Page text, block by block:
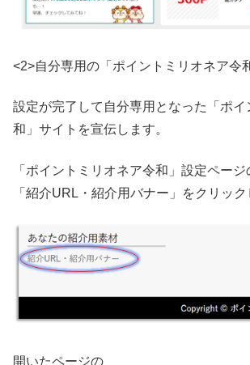
<2>自分専用の「ポイントミリオネア令
設定が完了して自分専用となった「ポイ
和」サイトを宣伝します。
「ポイントミリオネア令和」設定ペー
「紹介URL・紹介用バナー」をクリック
開いたページの